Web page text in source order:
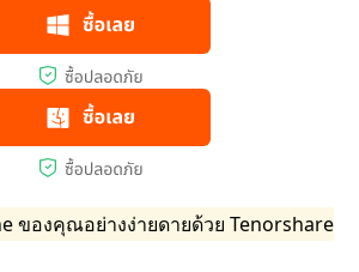
ของคุณอย่างง่ายดายด้วย Tenorshare